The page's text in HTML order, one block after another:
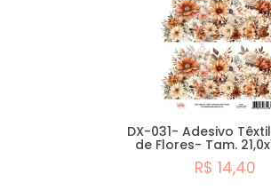
DX-031- Adesivo
de Flores- Tam.
R$ 14,40